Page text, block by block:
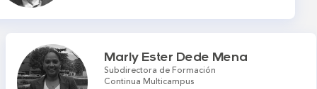
Marly Ester Dede Mena
Subdirectora de Formación
Continua Multicampus